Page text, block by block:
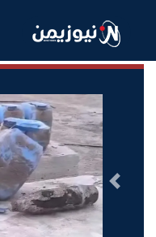
السابق